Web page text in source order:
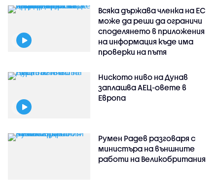
Всяка държава членка на ЕС
може да реши да ограничи
споделянето в приложения
на информация къде има
проверки на пътя
Ниското ниво на Дунав
заплашва АЕЦ-овете в
Европа
Румен Радев разговаря с
министъра на външните
работи на Великобритания